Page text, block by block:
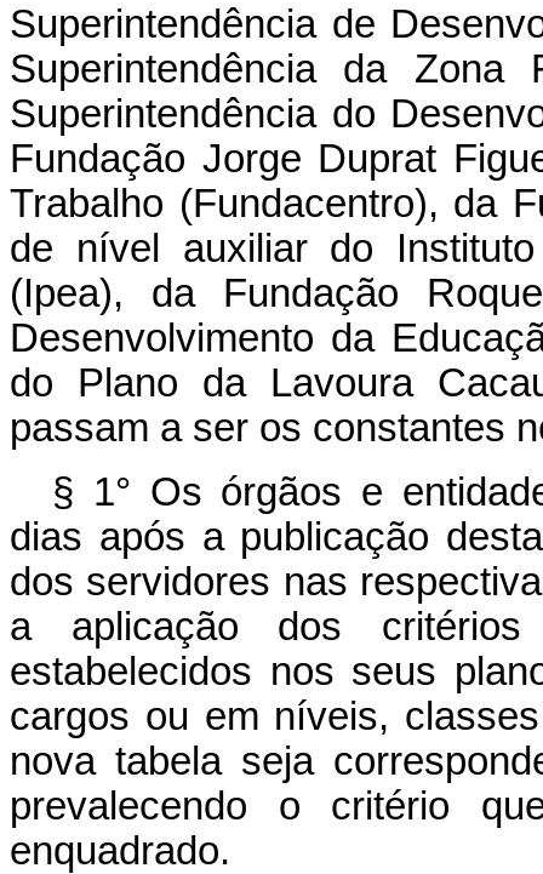
Superintendência de
Superintendência da
Superintendência do
Fundação Jorge Duprat
Trabalho (Fundacentro), da
de nível auxiliar do
(Ipea), da Fundação
Desenvolvimento da
do Plano da Lavoura
passam a ser os constantes
§ 1° Os órgãos e
dias após a publicação
dos servidores nas
a aplicação dos critérios
estabelecidos nos seus
cargos ou em níveis,
nova tabela seja
prevalecendo o critério
enquadrado.